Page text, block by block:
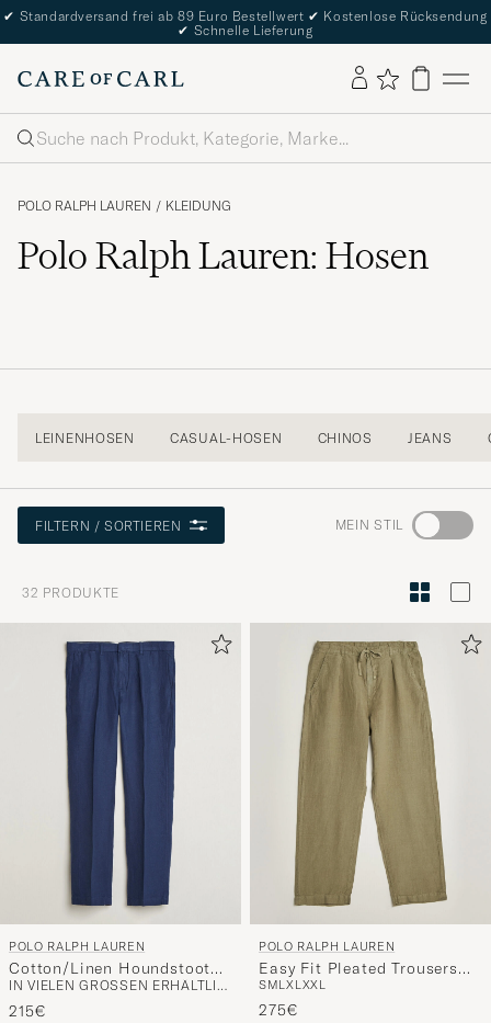
✔ Standardversand frei ab 89 Euro Bestellwert ✔ Kostenlose Rücksendung
✔ Schnelle Lieferung
Suche
POLO RALPH LAUREN / KLEIDUNG
Polo Ralph Lauren: Hosen
LEINENHOSEN CASUAL-HOSEN CHINOS JEANS
FILTERN / SORTIEREN MEIN STIL Wechseln
zur
um
die
Funktion
"Mein
Stil"
aktivieren
erleben
Sie
eine
Auswahl,
32 PRODUKTE
POLO RALPH LAUREN
Cotton/Linen Houndstooth
Pants Newport Navy
IN VIELEN GRÖSSEN ERHÄLTLICH
215€
POLO RALPH LAUREN
Easy Fit Pleated Trousers
Sage Green
SMLXLXXL
275€